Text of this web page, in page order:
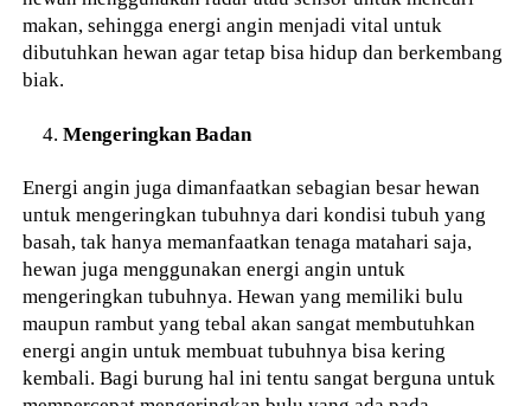
makan, sehingga energi angin menjadi vital untuk
dibutuhkan hewan agar tetap bisa hidup dan berkembang
biak.
Mengeringkan Badan
Energi angin juga dimanfaatkan sebagian besar hewan
untuk mengeringkan tubuhnya dari kondisi tubuh yang
basah, tak hanya memanfaatkan tenaga matahari saja,
hewan juga menggunakan energi angin untuk
mengeringkan tubuhnya. Hewan yang memiliki bulu
maupun rambut yang tebal akan sangat membutuhkan
energi angin untuk membuat tubuhnya bisa kering
kembali. Bagi burung hal ini tentu sangat berguna untuk